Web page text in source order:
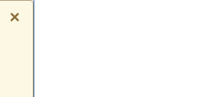
×